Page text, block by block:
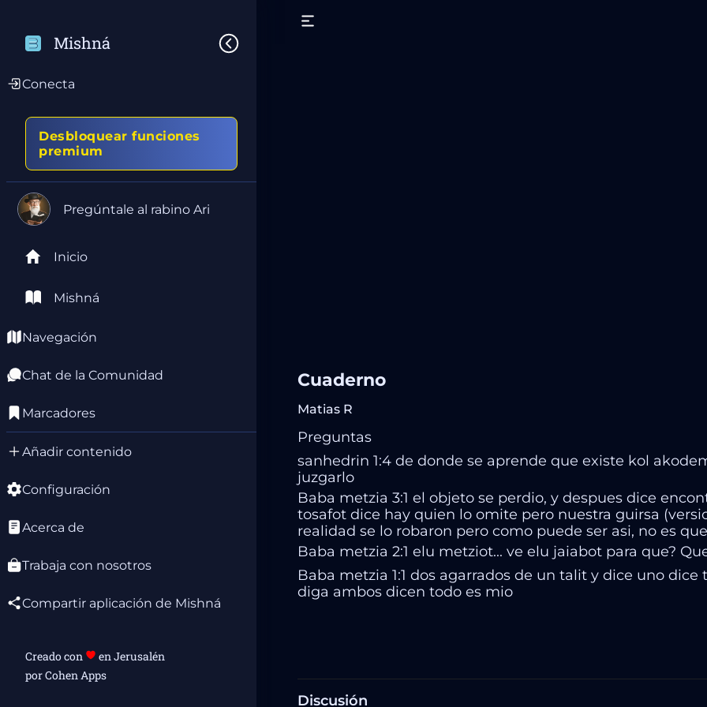
Mishná
Conecta
Desbloquear funciones
premium
Pregúntale al rabino Ari
Inicio
Mishná
Navegación
Chat de la Comunidad
Marcadores
Añadir contenido
Configuración
Acerca de
Trabaja con nosotros
Compartir aplicación de Mishná
Creado con
en Jerusalén
por Cohen Apps
Cuaderno
Matias R
Preguntas
sanhedrin 1:4 de donde se aprende que existe kol
juzgarlo
Baba metzia 3:1 el objeto se perdio, y despues dice
tosafot dice hay quien lo omite pero nuestra guirsa
realidad se lo robaron pero como puede ser asi, no es
Baba metzia 2:1 elu metziot... ve elu jaiabot para que?
Baba metzia 1:1 dos agarrados de un talit y dice uno
diga ambos dicen todo es mio
Discusión